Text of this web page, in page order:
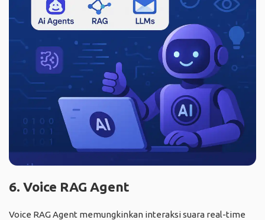
6. Voice RAG Agent
Voice RAG Agent memungkinkan interaksi suara real-time